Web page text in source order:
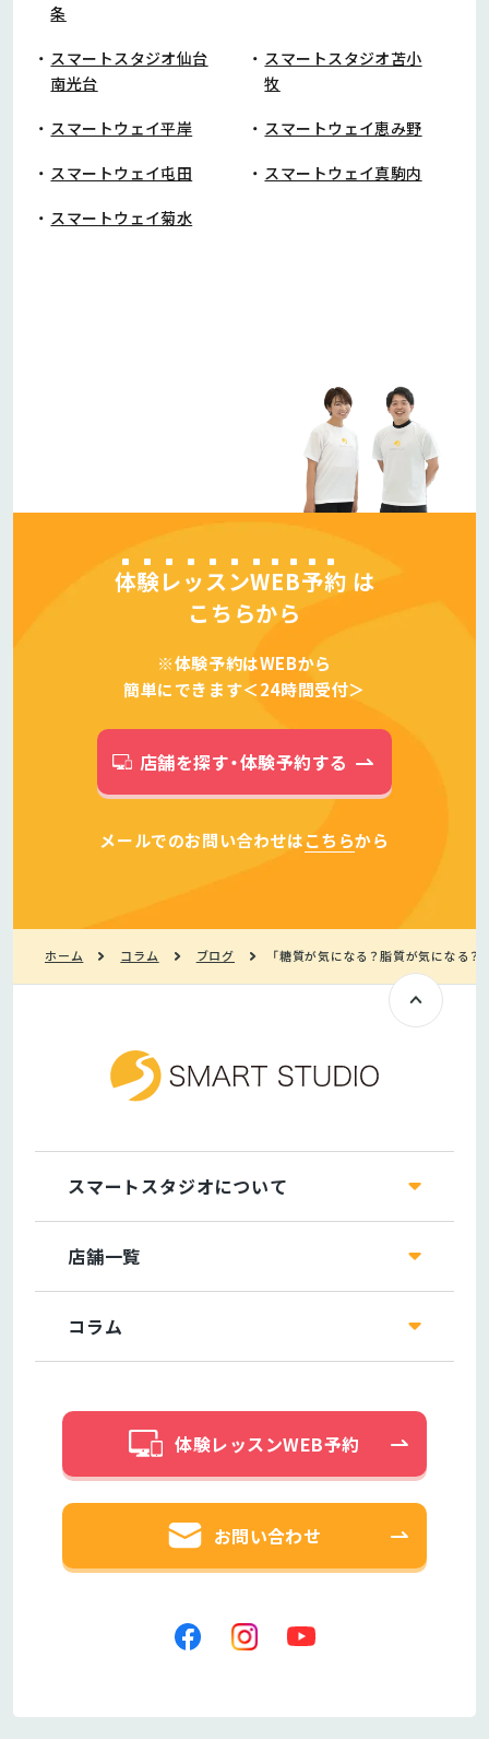
条
スマートスタジオ仙台
南光台
スマートスタジオ苫小
牧
スマートウェイ平岸 スマートウェイ恵み野
スマートウェイ屯田 スマートウェイ真駒内
スマートウェイ菊水
体験レッスンWEB予約 は
こちらから
※体験予約はWEBから
簡単にできます＜24時間受付＞
店舗を探す・体験予約する
メールでのお問い合わせはこちらから
ホーム コラム ブログ 「糖質が気になる？脂質が気になる
スマートスタジオについて
店舗一覧
コラム
体験レッスンWEB予約
お問い合わせ